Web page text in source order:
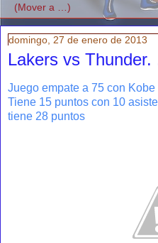
domingo, 27 de enero de 2013
Lakers vs
Juego empate a 75 con
Tiene 15 puntos con 10
tiene 28 puntos